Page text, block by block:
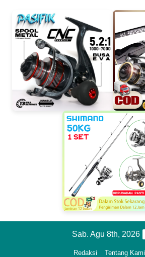
Sab. Agu 8th, 2026
Redaksi Tentang Kami